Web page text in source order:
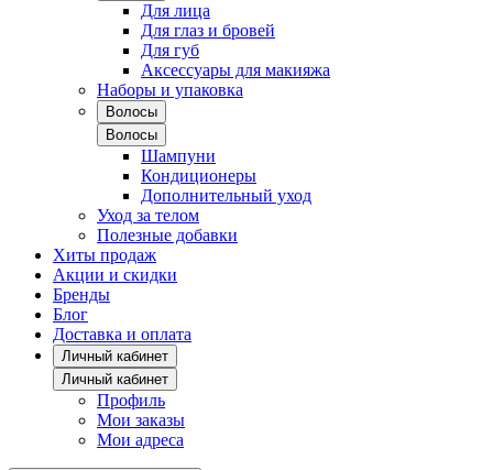
Для лица
Для глаз и бровей
Для губ
Аксессуары для макияжа
Наборы и упаковка
Волосы
Волосы
Шампуни
Кондиционеры
Дополнительный уход
Уход за телом
Полезные добавки
Хиты продаж
Акции и скидки
Бренды
Блог
Доставка и оплата
Личный кабинет
Личный кабинет
Профиль
Мои заказы
Мои адреса